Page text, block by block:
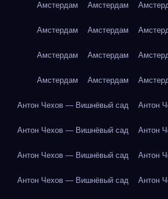
Амстердам Амстердам
Амстердам Амстердам
Амстердам Амстердам
Амстердам Амстердам
Антон Чехов — Вишнёвый сад Антон
Антон Чехов — Вишнёвый сад Антон
Антон Чехов — Вишнёвый сад Антон
Антон Чехов — Вишнёвый сад Антон